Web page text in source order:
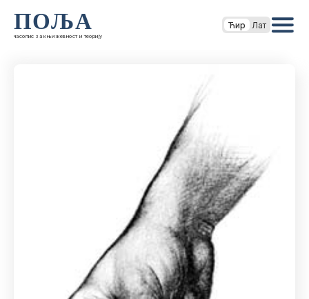
ПОЉА
часопис за књижевност и теорију
Ћир Лат